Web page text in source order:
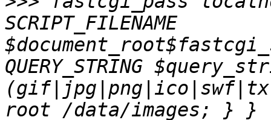
SCRIPT_FILENAME
QUERY_STRING